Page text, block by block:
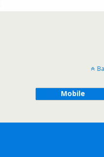
Mobile